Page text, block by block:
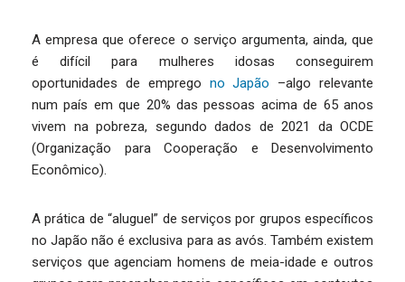
A empresa que oferece o serviço argumenta, ainda, que
é difícil para mulheres idosas conseguirem
oportunidades de emprego no Japão –algo relevante
num país em que 20% das pessoas acima de 65 anos
vivem na pobreza, segundo dados de 2021 da OCDE
(Organização para Cooperação e Desenvolvimento
Econômico).
A prática de “aluguel” de serviços por grupos específicos
no Japão não é exclusiva para as avós. Também existem
serviços que agenciam homens de meia-idade e outros